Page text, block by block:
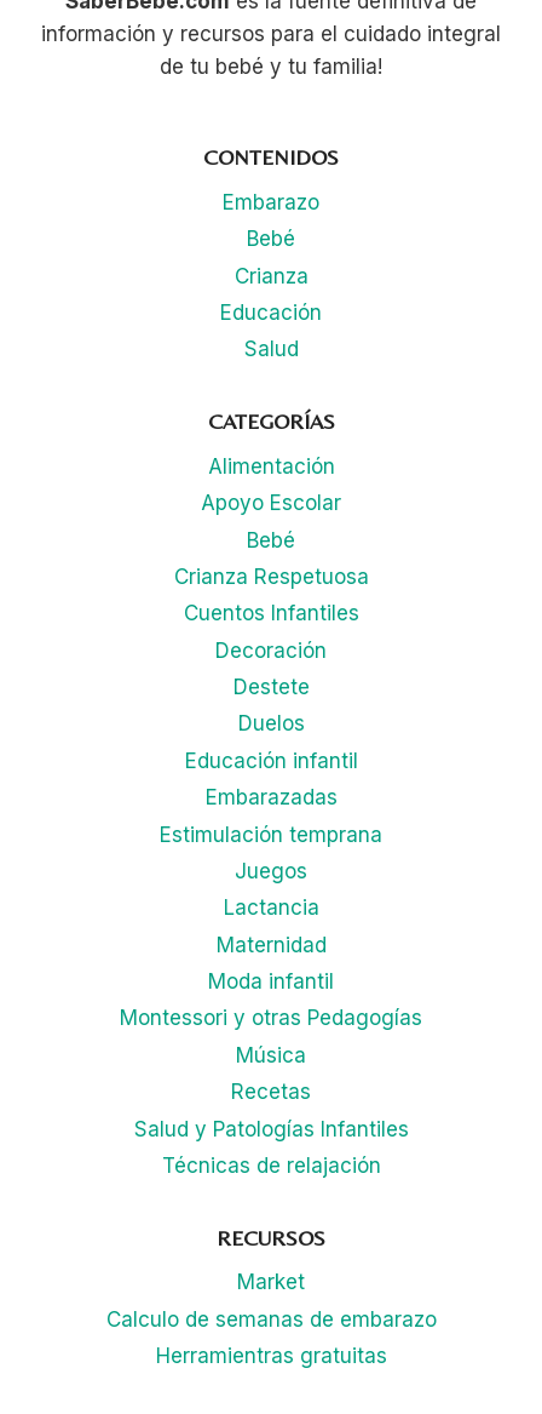
información y recursos para el cuidado integral
de tu bebé y tu familia!
CONTENIDOS
Embarazo
Bebé
Crianza
Educación
Salud
CATEGORÍAS
Alimentación
Apoyo Escolar
Bebé
Crianza Respetuosa
Cuentos Infantiles
Decoración
Destete
Duelos
Educación infantil
Embarazadas
Estimulación temprana
Juegos
Lactancia
Maternidad
Moda infantil
Montessori y otras Pedagogías
Música
Recetas
Salud y Patologías Infantiles
Técnicas de relajación
RECURSOS
Market
Calculo de semanas de embarazo
Herramientras gratuitas